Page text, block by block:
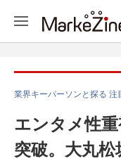
業界キーパーソンと探る
エンタメ性
突破。大丸